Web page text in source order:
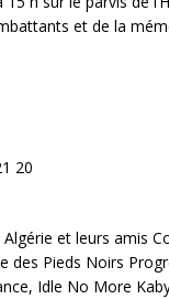
et de la
20
et leurs amis
des Pieds Noirs
Idle No More